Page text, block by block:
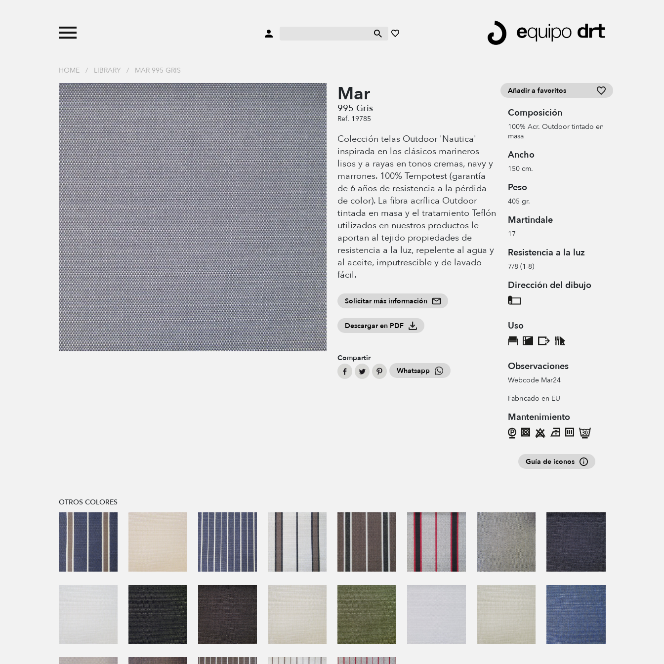
HOME / LIBRARY / MAR 995 GRIS
Mar
995 Gris
Ref. 19785
Colección telas Outdoor 'Nautica'
inspirada en los clásicos marineros
lisos y a rayas en tonos cremas, navy y
marrones. 100% Tempotest (garantía
de 6 años de resistencia a la pérdida
de color). La fibra acrílica Outdoor
tintada en masa y el tratamiento Teflón
utilizados en nuestros productos le
aportan al tejido propiedades de
resistencia a la luz, repelente al agua y
al aceite, imputrescible y de lavado
fácil.
Solicitar más información
Descargar en PDF
Compartir
Whatsapp
Añadir a favoritos
Composición
100% Acr. Outdoor tintado en
masa
Ancho
150 cm.
Peso
405 gr.
Martindale
17
Resistencia a la luz
7/8 (1-8)
Dirección del dibujo
Uso
Observaciones
Webcode Mar24
Fabricado en EU
Mantenimiento
Guía de iconos
OTROS COLORES